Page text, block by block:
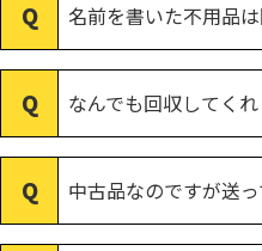
名前を書いた不用品
なんでも回収してく
中古品なのですが送